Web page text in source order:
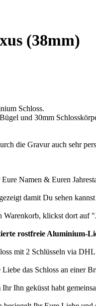
(38mm)
Schloss.
und 30mm
die Gravur auch sehr
Namen & Euren
damit Du sehen
Warenkorb, klickst dort auf
rostfreie Aluminium-
mit 2 Schlüsseln via
das Schloss an einer
Ihn geküsst habt